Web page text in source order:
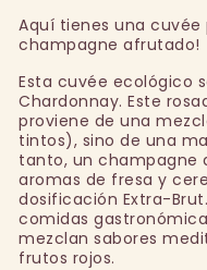
Aquí tienes una
champagne afrutado!
Esta cuvée ecológico
Chardonnay. Este
proviene de una
tintos), sino de una
tanto, un champagne
aromas de fresa y
dosificación Extra-
comidas
mezclan sabores
frutos rojos.